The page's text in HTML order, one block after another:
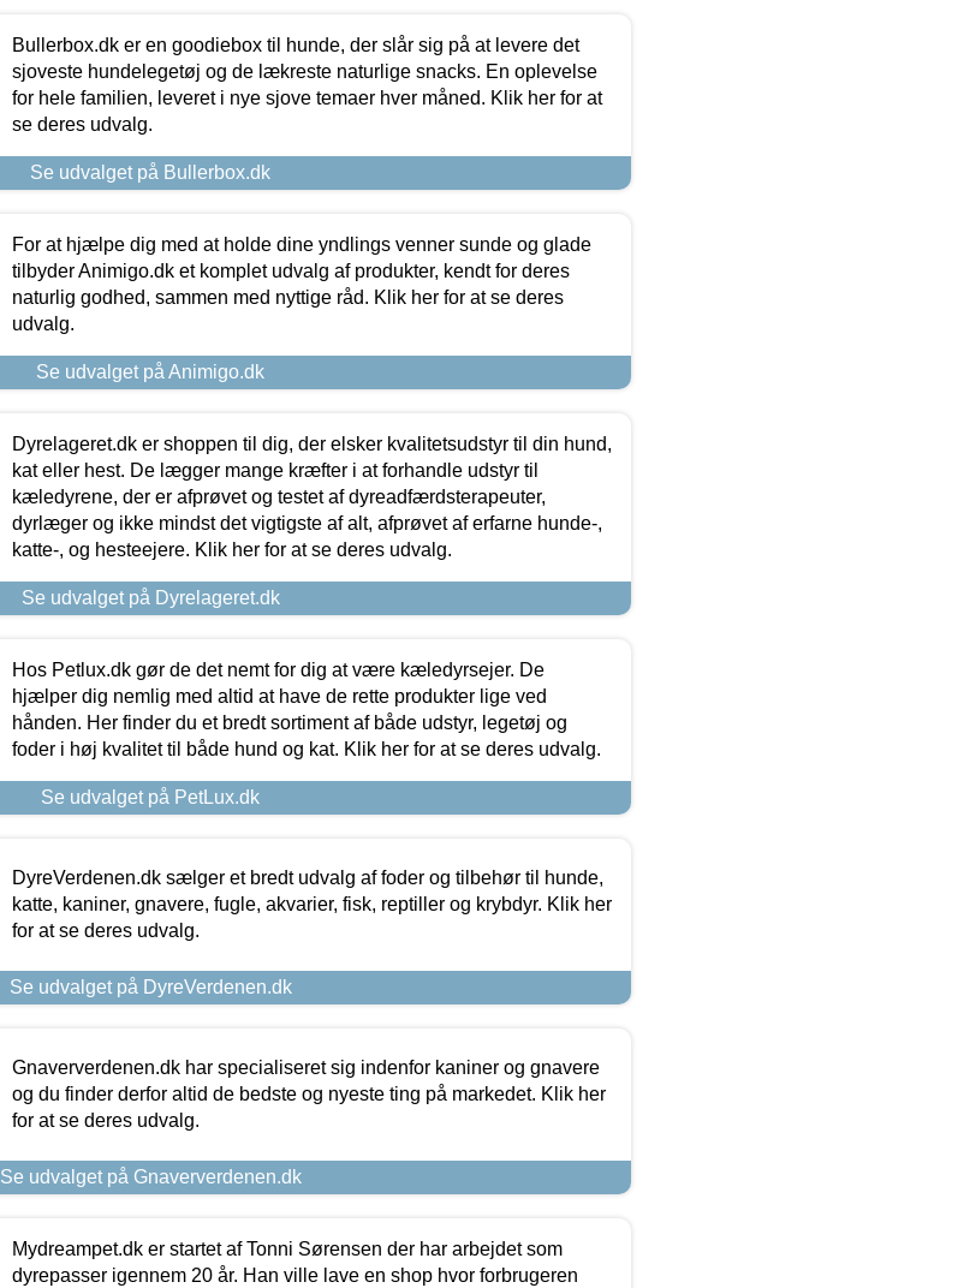
Bullerbox.dk er en goodiebox til hunde, der slår sig på at levere det
sjoveste hundelegetøj og de lækreste naturlige snacks. En oplevelse
for hele familien, leveret i nye sjove temaer hver måned. Klik her for at
se deres udvalg.
Se udvalget på Bullerbox.dk
For at hjælpe dig med at holde dine yndlings venner sunde og glade
tilbyder Animigo.dk et komplet udvalg af produkter, kendt for deres
naturlig godhed, sammen med nyttige råd. Klik her for at se deres
udvalg.
Se udvalget på Animigo.dk
Dyrelageret.dk er shoppen til dig, der elsker kvalitetsudstyr til din hund,
kat eller hest. De lægger mange kræfter i at forhandle udstyr til
kæledyrene, der er afprøvet og testet af dyreadfærdsterapeuter,
dyrlæger og ikke mindst det vigtigste af alt, afprøvet af erfarne hunde-,
katte-, og hesteejere. Klik her for at se deres udvalg.
Se udvalget på Dyrelageret.dk
Hos Petlux.dk gør de det nemt for dig at være kæledyrsejer. De
hjælper dig nemlig med altid at have de rette produkter lige ved
hånden. Her finder du et bredt sortiment af både udstyr, legetøj og
foder i høj kvalitet til både hund og kat. Klik her for at se deres udvalg.
Se udvalget på PetLux.dk
DyreVerdenen.dk sælger et bredt udvalg af foder og tilbehør til hunde,
katte, kaniner, gnavere, fugle, akvarier, fisk, reptiller og krybdyr. Klik her
for at se deres udvalg.
Se udvalget på DyreVerdenen.dk
Gnaververdenen.dk har specialiseret sig indenfor kaniner og gnavere
og du finder derfor altid de bedste og nyeste ting på markedet. Klik her
for at se deres udvalg.
Se udvalget på Gnaververdenen.dk
Mydreampet.dk er startet af Tonni Sørensen der har arbejdet som
dyrepasser igennem 20 år. Han ville lave en shop hvor forbrugeren